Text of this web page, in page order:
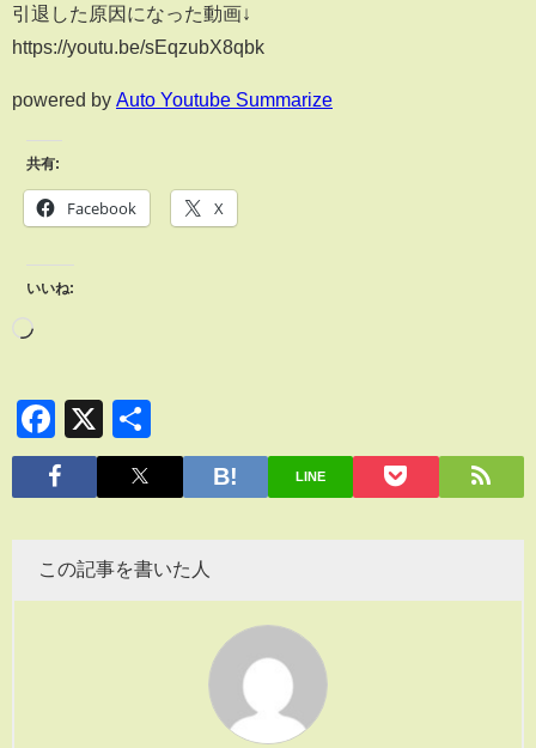
引退した原因になった動画↓
https://youtu.be/sEqzubX8qbk
powered by Auto Youtube Summarize
共有:
Facebook X
いいね:
Facebook
X
有
LINE
この記事を書いた人